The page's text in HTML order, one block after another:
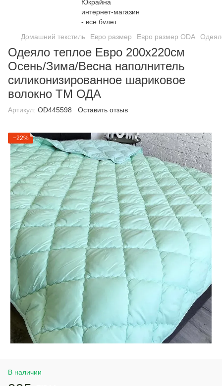
Домашний текстиль Евро размер Евро размер ODA
Одеяло теплое Евро 200х220см
Осень/Зима/Весна наполнитель
силиконизированное шариковое
волокно ТМ ОДА
Артикул: ОD445598 Оставить отзыв
−22%
В наличии